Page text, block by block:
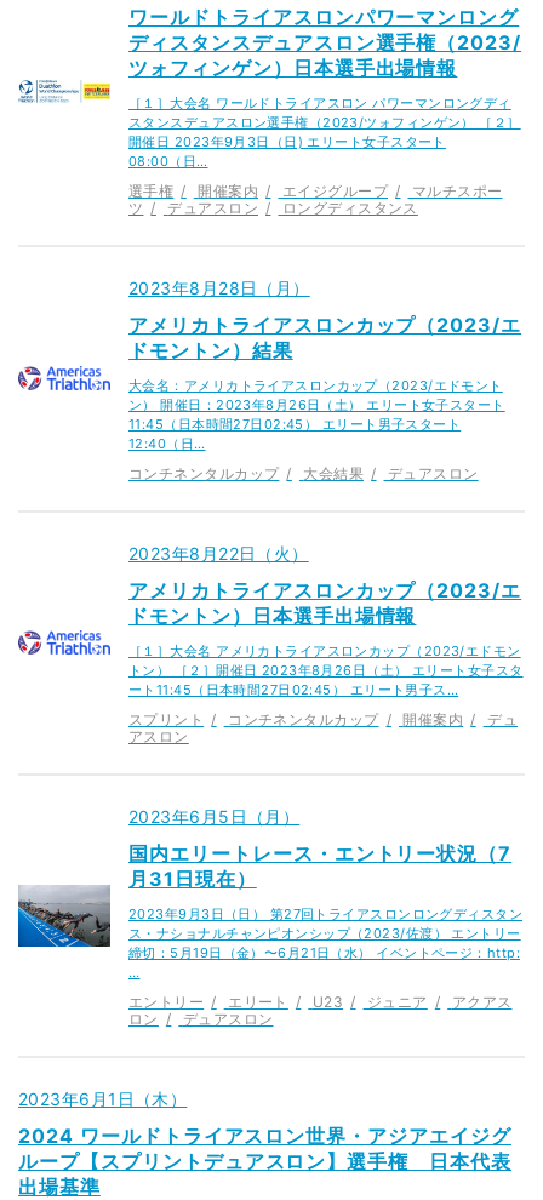
ワールドトライアスロンパワーマンロング
ディスタンスデュアスロン選手権（2023/
ツォフィンゲン）日本選手出場情報
［１］大会名 ワールドトライアスロン パワーマンロングディ
スタンスデュアスロン選手権（2023/ツォフィンゲン） ［２］
開催日 2023年9月3日（日) エリート女子スタート
08:00（日…
選手権 開催案内 エイジグループ
マルチスポー
ツ
デュアスロン ロングディスタンス
2023年8月28日（月）
アメリカトライアスロンカップ（2023/エ
ドモントン）結果
大会名：アメリカトライアスロンカップ（2023/エドモント
ン） 開催日：2023年8月26日（土） エリート女子スタート
11:45（日本時間27日02:45） エリート男子スタート
12:40（日…
コンチネンタルカップ 大会結果 デュアスロン
2023年8月22日（火）
アメリカトライアスロンカップ（2023/エ
ドモントン）日本選手出場情報
［１］大会名 アメリカトライアスロンカップ（2023/エドモン
トン） ［２］開催日 2023年8月26日（土） エリート女子スタ
ート11:45（日本時間27日02:45） エリート男子ス…
スプリント コンチネンタルカップ 開催案内
デュ
アスロン
2023年6月5日（月）
国内エリートレース・エントリー状況（7
月31日現在）
2023年9月3日（日） 第27回トライアスロンロングディスタン
ス・ナショナルチャンピオンシップ（2023/佐渡） エントリー
締切：5月19日（金）〜6月21日（水） イベントページ：http:
…
エントリー エリート U23 ジュニア
アクアス
ロン
デュアスロン
2023年6月1日（木）
2024 ワールドトライアスロン世界・アジアエイジグ
ループ【スプリントデュアスロン】選手権 日本代表
出場基準